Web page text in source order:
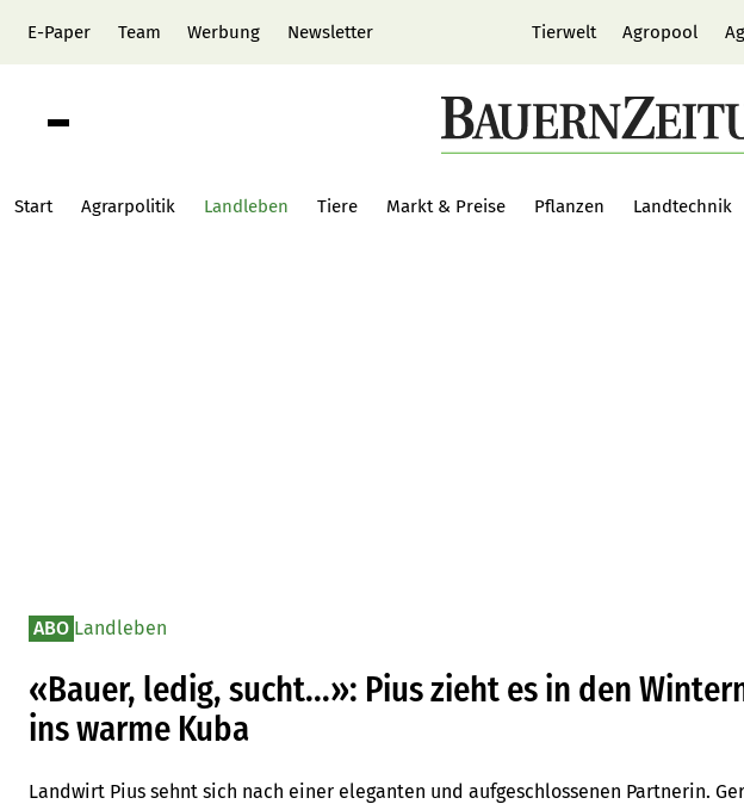
E-Paper Team Werbung Newsletter Tierwelt Agropool
Start Agrarpolitik Landleben Tiere Markt & Preise Pflanzen Landtechnik
ABO Landleben
«Bauer, ledig, sucht...»: Pius zieht es in den
ins warme Kuba
Landwirt Pius sehnt sich nach einer eleganten und aufgeschlossenen Partnerin.